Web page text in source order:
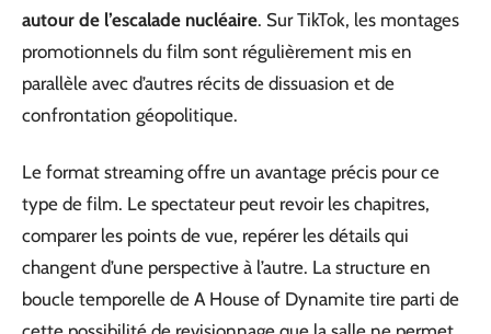
autour de l’escalade nucléaire. Sur TikTok, les montages
promotionnels du film sont régulièrement mis en
parallèle avec d’autres récits de dissuasion et de
confrontation géopolitique.
Le format streaming offre un avantage précis pour ce
type de film. Le spectateur peut revoir les chapitres,
comparer les points de vue, repérer les détails qui
changent d’une perspective à l’autre. La structure en
boucle temporelle de A House of Dynamite tire parti de